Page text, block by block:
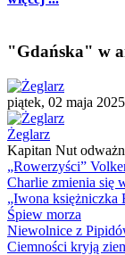
"Gdańska" w
piątek, 02 maja
Żeglarz
Kapitan Nut
„Rowerzyści”
Charlie zmienia się
„Iwona księżniczka
Śpiew morza
Niewolnice z
Ciemności kryją